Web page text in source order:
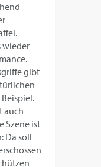
wieder
gibt
auch
Szene ist
Da soll